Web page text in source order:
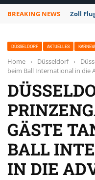
BREAKING NEWS Zoll
DÜSSELDORF AKTUELLES
Home › Düsseldorf ›
beim Ball International in die
GÄSTE
BALL
IN DIE